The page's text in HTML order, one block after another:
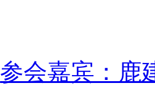
参会嘉宾：鹿